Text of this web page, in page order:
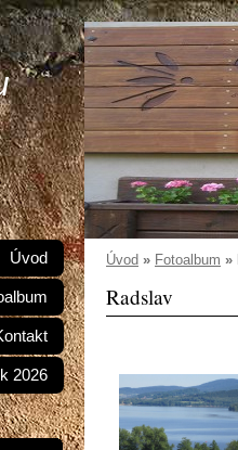
Úvod » Fotoalbum »
Radslav
Úvod
2026